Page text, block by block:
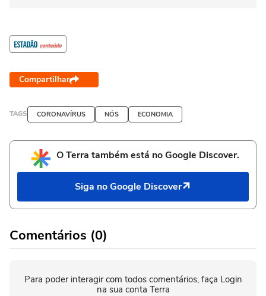
Compartilhar
TAGS CORONAVÍRUS NÓS ECONOMIA
O Terra também está no Google Discover.
Siga no Google Discover
Comentários (0)
Para poder interagir com todos comentários, faça Login
na sua conta Terra